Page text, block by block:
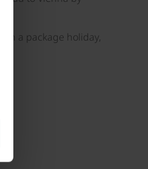
a package holiday,